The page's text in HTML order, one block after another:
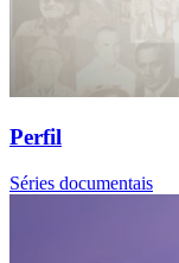
Perfil
Séries documentais